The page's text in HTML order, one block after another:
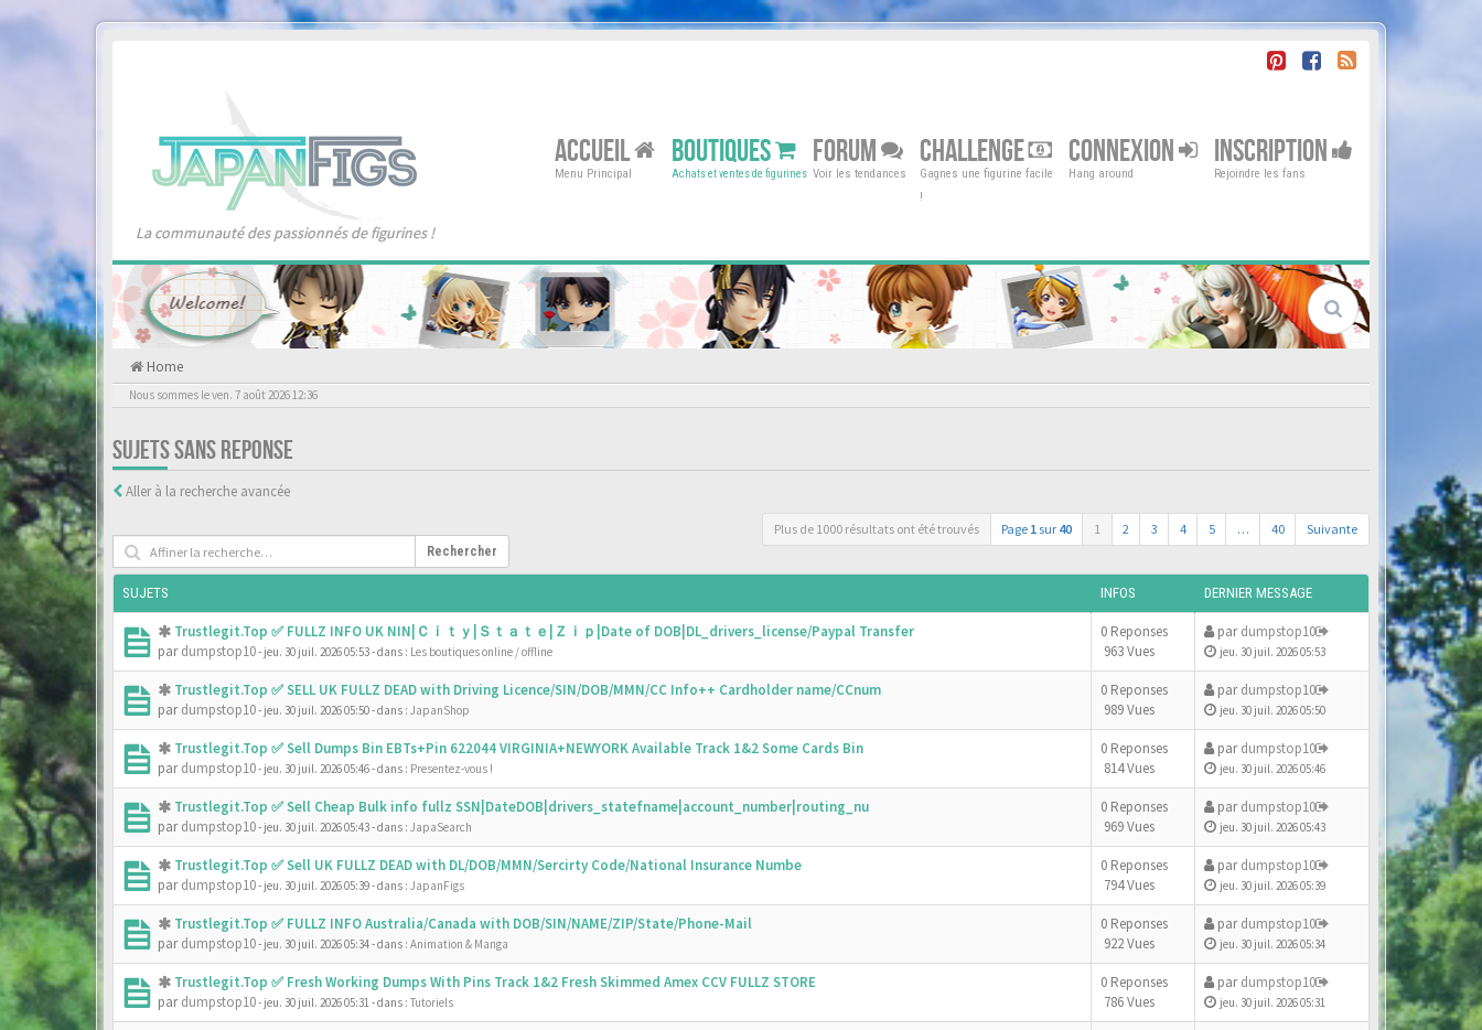
La communauté des passionnés de figurines !
ACCUEIL
Menu Principal
BOUTIQUES
Achats et ventes de figurines
FORUM
Voir les tendances
CHALLENGE
Gagnes une figurine facile
!
CONNEXION
Hang around
INSCRIPTION
Rejoindre les fans
Home
Nous sommes le ven. 7 août 2026 12:36
SUJETS SANS REPONSE
Aller à la recherche avancée
Rechercher
Plus de 1000 résultats ont été trouvés Page 1 sur 40 1 2 3 4 5 … 40 Suivante
SUJETS INFOS DERNIER MESSAGE
Trustlegit.Top ✅ FULLZ INFO UK NIN|Ｃｉｔｙ|Ｓｔａｔｅ|Ｚｉｐ|Date of DOB|DL_drivers_license/Paypal Transfer
pardumpstop10- jeu. 30 juil. 2026 05:53- dans : Les boutiques online / offline
0 Reponses
963 Vues
pardumpstop10
jeu. 30 juil. 2026 05:53
Trustlegit.Top ✅ SELL UK FULLZ DEAD with Driving Licence/SIN/DOB/MMN/CC Info++ Cardholder name/CCnum
pardumpstop10- jeu. 30 juil. 2026 05:50- dans : JapanShop
0 Reponses
989 Vues
pardumpstop10
jeu. 30 juil. 2026 05:50
Trustlegit.Top ✅ Sell Dumps Bin EBTs+Pin 622044 VIRGINIA+NEWYORK Available Track 1&2 Some Cards Bin
pardumpstop10- jeu. 30 juil. 2026 05:46- dans : Presentez-vous !
0 Reponses
814 Vues
pardumpstop10
jeu. 30 juil. 2026 05:46
Trustlegit.Top ✅ Sell Cheap Bulk info fullz SSN|DateDOB|drivers_statefname|account_number|routing_nu
pardumpstop10- jeu. 30 juil. 2026 05:43- dans : JapaSearch
0 Reponses
969 Vues
pardumpstop10
jeu. 30 juil. 2026 05:43
Trustlegit.Top ✅ Sell UK FULLZ DEAD with DL/DOB/MMN/Sercirty Code/National Insurance Numbe
pardumpstop10- jeu. 30 juil. 2026 05:39- dans : JapanFigs
0 Reponses
794 Vues
pardumpstop10
jeu. 30 juil. 2026 05:39
Trustlegit.Top ✅ FULLZ INFO Australia/Canada with DOB/SIN/NAME/ZIP/State/Phone-Mail
pardumpstop10- jeu. 30 juil. 2026 05:34- dans : Animation & Manga
0 Reponses
922 Vues
pardumpstop10
jeu. 30 juil. 2026 05:34
Trustlegit.Top ✅ Fresh Working Dumps With Pins Track 1&2 Fresh Skimmed Amex CCV FULLZ STORE
pardumpstop10- jeu. 30 juil. 2026 05:31- dans : Tutoriels
0 Reponses
786 Vues
pardumpstop10
jeu. 30 juil. 2026 05:31